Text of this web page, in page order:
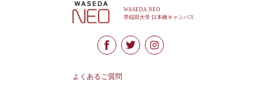
よくあるご質問